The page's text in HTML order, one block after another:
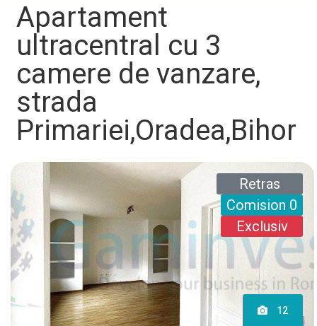
Apartament
ultracentral cu 3
camere de vanzare,
strada
Primariei,Oradea,Bihor
Retras
Comision 0
Exclusiv
12